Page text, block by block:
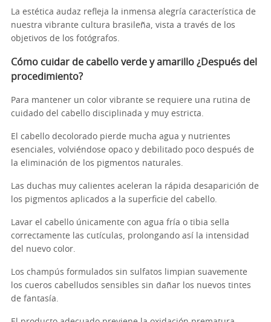
La estética audaz refleja la inmensa alegría característica de
nuestra vibrante cultura brasileña, vista a través de los
objetivos de los fotógrafos.
Cómo cuidar de cabello verde y amarillo ¿Después del
procedimiento?
Para mantener un color vibrante se requiere una rutina de
cuidado del cabello disciplinada y muy estricta.
El cabello decolorado pierde mucha agua y nutrientes
esenciales, volviéndose opaco y debilitado poco después de
la eliminación de los pigmentos naturales.
Las duchas muy calientes aceleran la rápida desaparición de
los pigmentos aplicados a la superficie del cabello.
Lavar el cabello únicamente con agua fría o tibia sella
correctamente las cutículas, prolongando así la intensidad
del nuevo color.
Los champús formulados sin sulfatos limpian suavemente
los cueros cabelludos sensibles sin dañar los nuevos tintes
de fantasía.